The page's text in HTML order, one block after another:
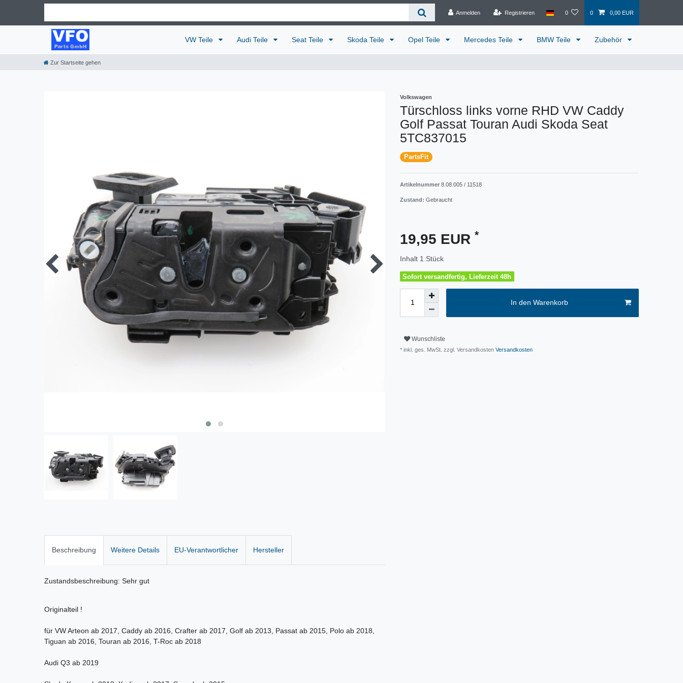
Anmelden Registrieren 0 0 0,00 EUR
VW Teile Audi Teile Seat Teile Skoda Teile Opel Teile Mercedes Teile BMW Teile Zubehör
Zur Startseite gehen
Volkswagen
Türschloss links vorne RHD VW Caddy
Golf Passat Touran Audi Skoda Seat
5TC837015
PartsFit
Artikelnummer 8.08.005 / 11518
Zustand: Gebraucht
19,95 EUR *
Inhalt 1 Stück
Sofort versandfertig, Lieferzeit 48h
In den Warenkorb
Wunschliste
* inkl. ges. MwSt. zzgl. Versandkosten Versandkosten
Beschreibung Weitere Details EU-Verantwortlicher Hersteller
Zustandsbeschreibung: Sehr gut
Originalteil !
für VW Arteon ab 2017, Caddy ab 2016, Crafter ab 2017, Golf ab 2013, Passat ab 2015, Polo ab 2018,
Tiguan ab 2016, Touran ab 2016, T-Roc ab 2018
Audi Q3 ab 2019